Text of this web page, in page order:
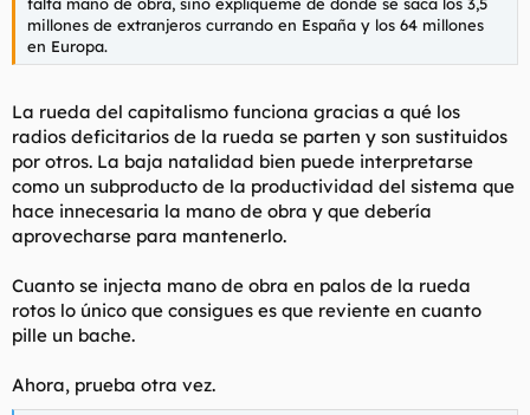
millones de extranjeros currando en España y los 64 millones
en Europa.
La rueda del capitalismo funciona gracias a qué los
radios deficitarios de la rueda se parten y son sustituidos
por otros. La baja natalidad bien puede interpretarse
como un subproducto de la productividad del sistema que
hace innecesaria la mano de obra y que debería
aprovecharse para mantenerlo.
Cuanto se injecta mano de obra en palos de la rueda
rotos lo único que consigues es que reviente en cuanto
pille un bache.
Ahora, prueba otra vez.